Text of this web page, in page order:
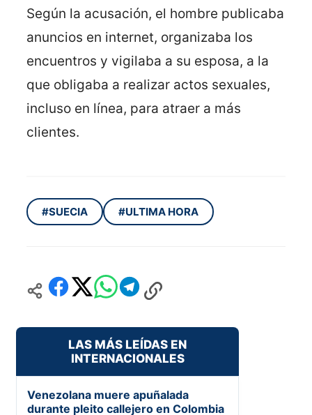
Según la acusación, el hombre publicaba
anuncios en internet, organizaba los
encuentros y vigilaba a su esposa, a la
que obligaba a realizar actos sexuales,
incluso en línea, para atraer a más
clientes.
#SUECIA #ULTIMA HORA
LAS MÁS LEÍDAS EN
INTERNACIONALES
Venezolana muere apuñalada
durante pleito callejero en Colombia